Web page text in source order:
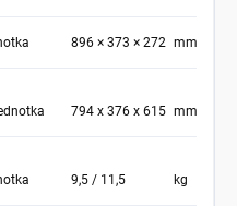
896 × 373 × 272 mm
794 x 376 x 615 mm
9,5 / 11,5 kg